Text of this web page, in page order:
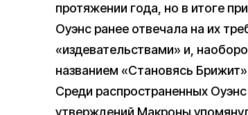
протяжении года, но в итоге
Оуэнс ранее отвечала на их
«издевательствами» и,
названием «Становясь
Среди распространенных